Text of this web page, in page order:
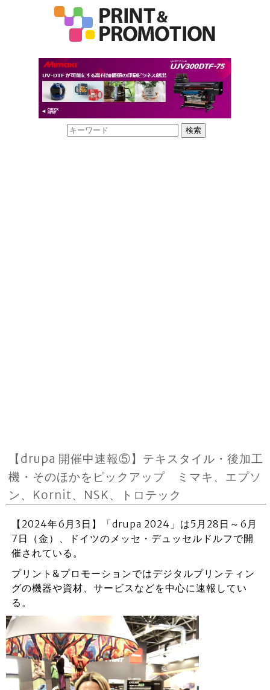
【drupa 開催中速報⑤】テキスタイル・後加工
機・そのほかをピックアップ ミマキ、エプソ
ン、Kornit、NSK、トロテック
【2024年6月3日】「drupa 2024」は5月28日～6月
7日（金）、ドイツのメッセ・デュッセルドルフで開
催されている。
プリント&プロモーションではデジタルプリンティン
グの機器や資材、サービスなどを中心に速報してい
る。